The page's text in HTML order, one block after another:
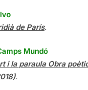
de París.
Mundó
i la paraula Obra
.